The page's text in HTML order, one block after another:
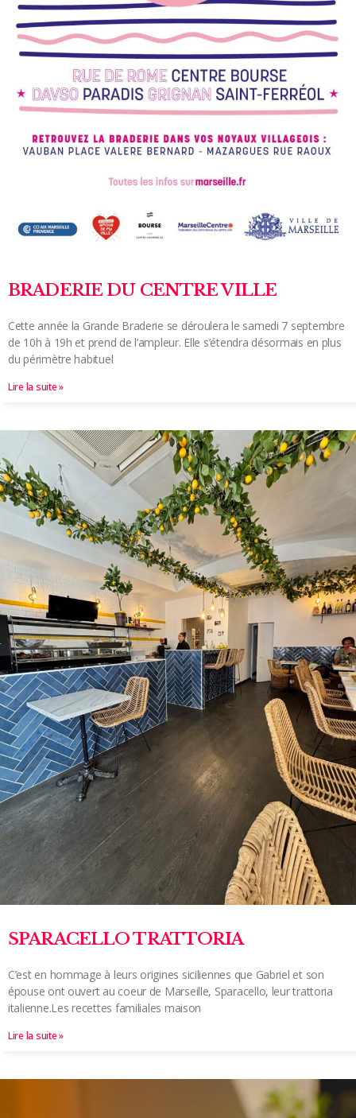
BRADERIE DU CENTRE VILLE
Cette année la Grande Braderie se déroulera le samedi 7 septembre
de 10h à 19h et prend de l’ampleur. Elle s’étendra désormais en plus
du périmètre habituel
Lire la suite »
SPARACELLO TRATTORIA
C’est en hommage à leurs origines siciliennes que Gabriel et son
épouse ont ouvert au coeur de Marseille, Sparacello, leur trattoria
italienne.Les recettes familiales maison
Lire la suite »